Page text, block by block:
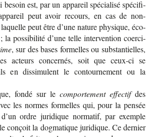
est, par un appa­reil spé­cia­lisé spé­ci­fi­
peut avoir recours, en cas de non-​
peut être d’une nature phy­sique, éco­
la pos­si­bi­lité d’une telle inter­ven­tion coer­ci­
, sur des bases for­melles ou sub­stan­tielles,
acteurs concer­nés, soit que ceux-​ci se
en dis­si­mulent le contour­ne­ment ou la
fondé sur le com­por­te­ment effectifdes
les normes for­melles qui, pour la pen­sée
ordre juri­dique nor­ma­tif, par exemple
conçoit la dog­ma­tique juri­dique. Ce der­nier